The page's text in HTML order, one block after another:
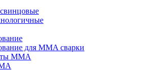
для MMA сварки
MMA